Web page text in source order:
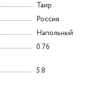
Таир
Россия
Напольный
0.76
5.8